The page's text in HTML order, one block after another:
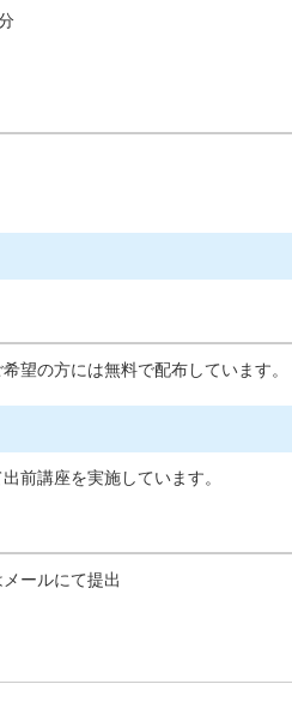
望の方には無料で配布しています。
前講座を実施しています。
ールにて提出